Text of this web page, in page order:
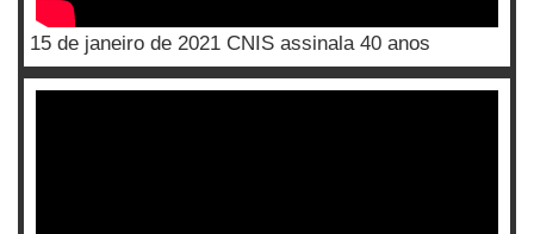
15 de janeiro de 2021 CNIS assinala 40 anos